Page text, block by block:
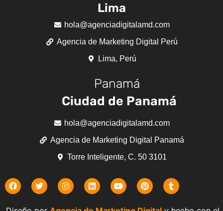
Lima
hola@agenciadigitalamd.com
Agencia de Marketing Digital Perú
Lima, Perú
Panamá
Ciudad de Panamá
hola@agenciadigitalamd.com
Agencia de Marketing Digital Panamá
Torre Inteligente, C. 50 3101